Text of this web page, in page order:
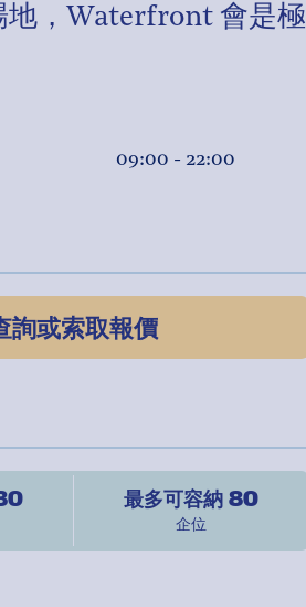
地，Waterfront 會是極
09:00 - 22:00
詢或索取報價
最多可容納 80
企位